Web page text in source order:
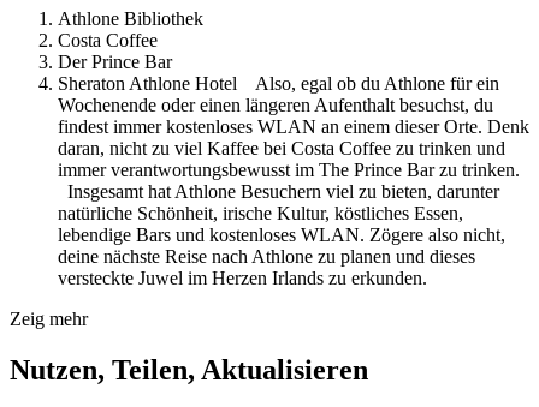
Athlone Bibliothek
Costa Coffee
Der Prince Bar
Sheraton Athlone Hotel Also, egal ob du Athlone für ein
Wochenende oder einen längeren Aufenthalt besuchst, du
findest immer kostenloses WLAN an einem dieser Orte. Denk
daran, nicht zu viel Kaffee bei Costa Coffee zu trinken und
immer verantwortungsbewusst im The Prince Bar zu trinken.
Insgesamt hat Athlone Besuchern viel zu bieten, darunter
natürliche Schönheit, irische Kultur, köstliches Essen,
lebendige Bars und kostenloses WLAN. Zögere also nicht,
deine nächste Reise nach Athlone zu planen und dieses
versteckte Juwel im Herzen Irlands zu erkunden.
Zeig mehr
Nutzen, Teilen, Aktualisieren